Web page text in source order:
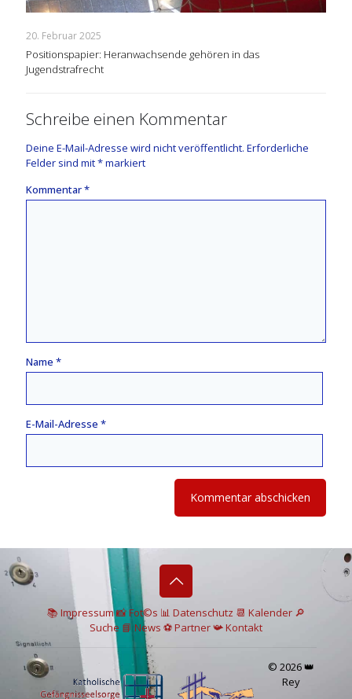
20. Februar 2025
Positionspapier: Heranwachsende gehören in das
Jugendstrafrecht
Schreibe einen Kommentar
Deine E-Mail-Adresse wird nicht veröffentlicht. Erforderliche
Felder sind mit*markiert
Kommentar*
Name *
E-Mail-Adresse *
📚 Impressum📸Fot©s 📊 Datenschutz 📆 Kalender 🔎
Suche 📘 News ⚽Partner📯Kontakt
© 2026 👑
Rey